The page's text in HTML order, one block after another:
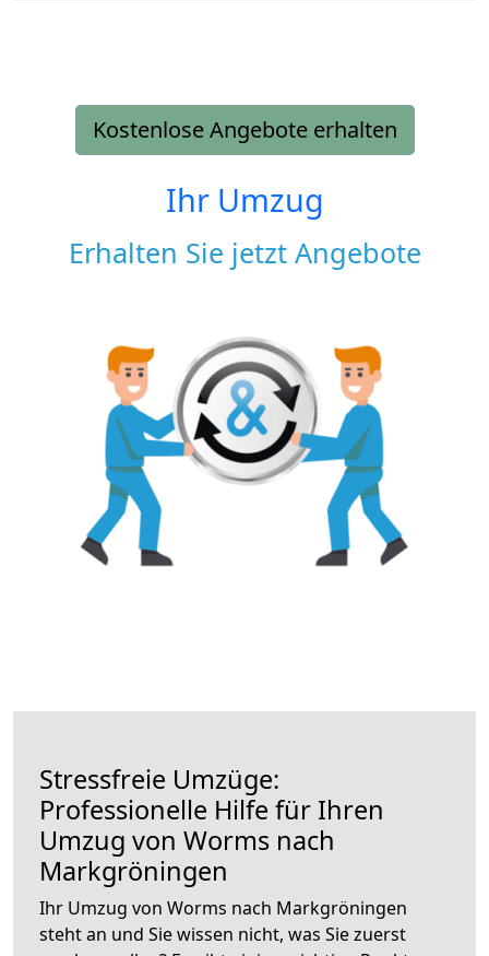
Kostenlose Angebote erhalten
Ihr Umzug
Erhalten Sie jetzt Angebote
Stressfreie Umzüge:
Professionelle Hilfe für Ihren
Umzug von Worms nach
Markgröningen
Ihr Umzug von Worms nach Markgröningen
steht an und Sie wissen nicht, was Sie zuerst